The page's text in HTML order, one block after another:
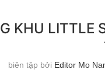
KHU LITTLE
biên tập bởi Editor Mo